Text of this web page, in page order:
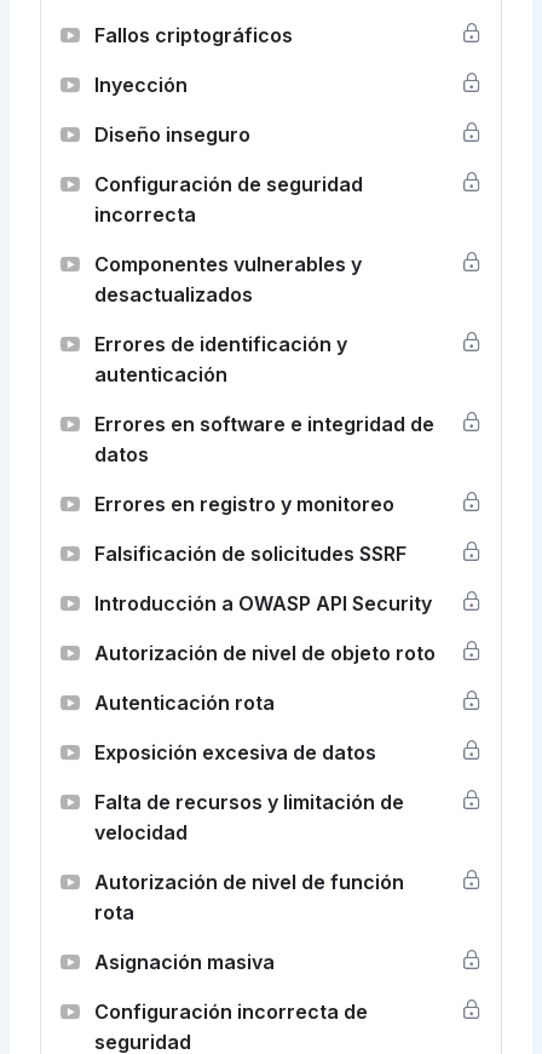
Fallos criptográficos
Inyección
Diseño inseguro
Configuración de seguridad
incorrecta
Componentes vulnerables y
desactualizados
Errores de identificación y
autenticación
Errores en software e integridad de
datos
Errores en registro y monitoreo
Falsificación de solicitudes SSRF
Introducción a OWASP API Security
Autorización de nivel de objeto roto
Autenticación rota
Exposición excesiva de datos
Falta de recursos y limitación de
velocidad
Autorización de nivel de función
rota
Asignación masiva
Configuración incorrecta de
seguridad